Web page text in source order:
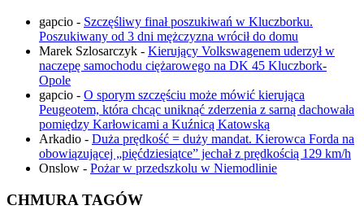
gapcio - Szczęśliwy finał poszukiwań w Kluczborku.
Poszukiwany od 3 dni mężczyzna wrócił do domu
Marek Szlosarczyk - Kierujący Volkswagenem uderzył w
naczepę samochodu ciężarowego na DK 45 Kluczbork-
Opole
gapcio - O sporym szczęściu może mówić kierująca
Peugeotem, która chcąc uniknąć zderzenia z sarną dachowała
pomiędzy Karłowicami a Kuźnicą Katowską
Arkadio - Duża prędkość = duży mandat. Kierowca Forda na
obowiązującej „pięćdziesiątce” jechał z prędkością 129 km/h
Onslow - Pożar w przedszkolu w Niemodlinie
CHMURA TAGÓW